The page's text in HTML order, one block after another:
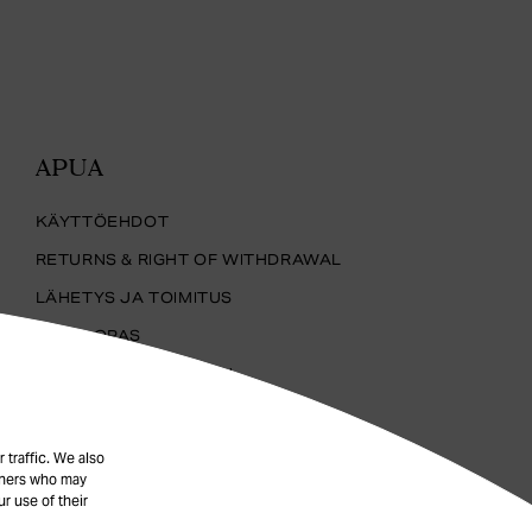
traffic. We also
who may
use of their
APUA
KÄYTTÖEHDOT
RETURNS & RIGHT OF WITHDRAWAL
LÄHETYS JA TOIMITUS
KOKO-OPAS
KORUJEN HOITAMINEN
FAQ
EVÄSTEET